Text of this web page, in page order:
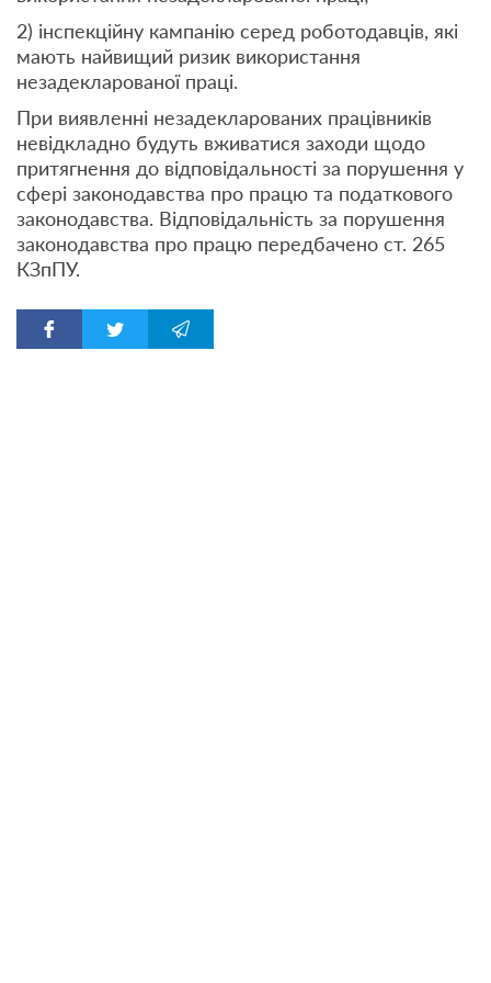
2) інспекційну кампанію серед роботодавців, які
мають найвищий ризик використання
незадекларованої праці.
При виявленні незадекларованих працівників
невідкладно будуть вживатися заходи щодо
притягнення до відповідальності за порушення у
сфері законодавства про працю та податкового
законодавства. Відповідальність за порушення
законодавства про працю передбачено ст. 265
КЗпПУ.